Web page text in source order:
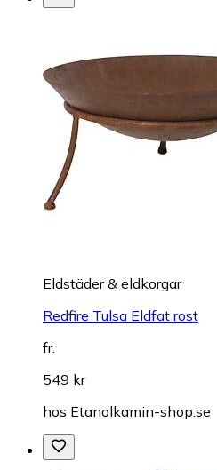
Eldstäder & eldkorgar
Redfire Tulsa Eldfat rost
fr.
549 kr
hos Etanolkamin-shop.se